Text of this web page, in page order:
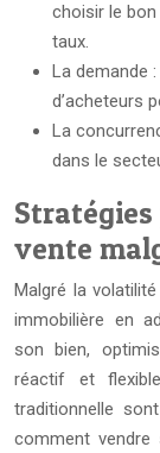
choisir le
taux.
La demande
d’acheteurs
La
dans le
vente
Malgré la
immobilière en
son bien,
réactif et
traditionnelle
comment